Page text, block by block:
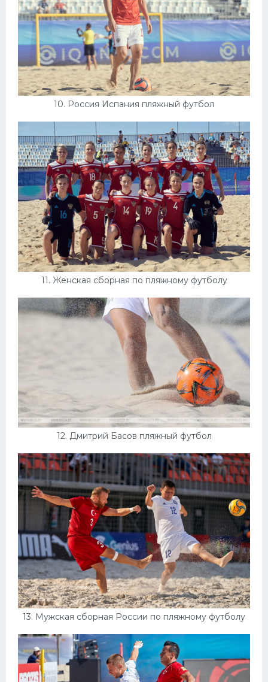
10. Россия Испания пляжный футбол
11. Женская сборная по пляжному футболу
12. Дмитрий Басов пляжный футбол
13. Мужская сборная России по пляжному футболу